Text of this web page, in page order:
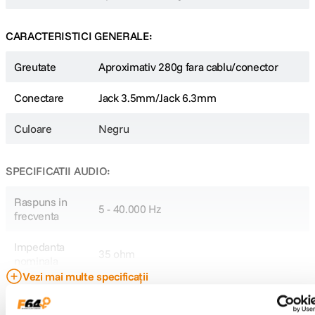
CARACTERISTICI GENERALE:
Greutate Aproximativ 280g fara cablu/conector
Conectare Jack 3.5mm/Jack 6.3mm
Culoare Negru
SPECIFICATII AUDIO:
Raspuns in
frecventa
5 - 40.000 Hz
Impedanta
35 ohm
Vezi mai multe specificații